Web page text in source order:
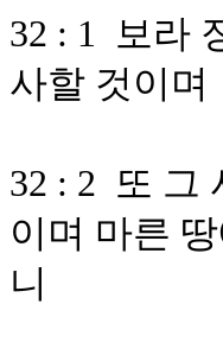
32 : 1 보라
사할 것이며
32 : 2 또 그
이며 마른
니